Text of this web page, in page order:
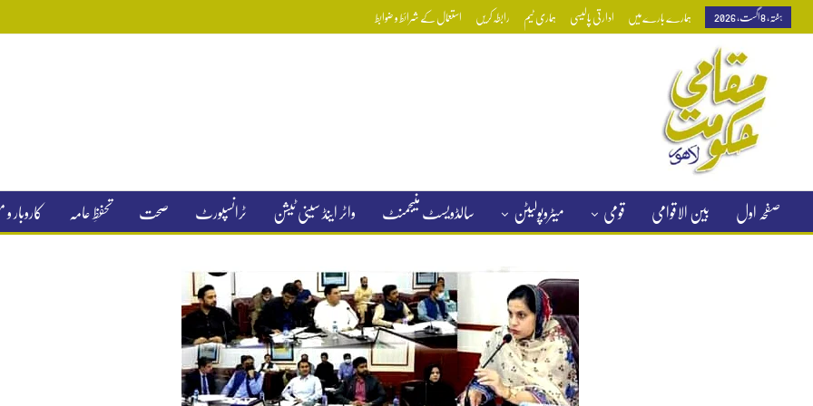
ہفتہ, 8 اگست, 2026 ہمارے بارے میں ادارتی پالیسی ہماری ٹیم رابطہ کریں استعمال کے شرائط و ضوابط
صفحہ اول بین الاقوامی قومی میٹروپولیٹن سالڈویسٹ منیجمنٹ واٹر اینڈ سینی ٹیشن ٹرانسپورٹ صحت تحفظِ عامہ کاروبار